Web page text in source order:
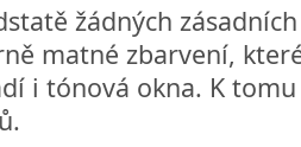
žádných
matné zbarvení,
i tónová okna. K